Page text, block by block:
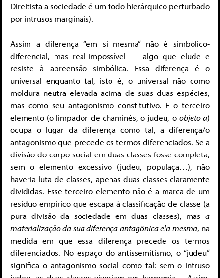
Direitista a sociedade é um todo hierárquico perturbado
por intrusos marginais).
Assim a diferença “em si mesma” não é simbólico-
diferencial, mas real-impossível — algo que elude e
resiste à apreensão simbólica. Essa diferença é o
universal enquanto tal, isto é, o universal não como
moldura neutra elevada acima de suas duas espécies,
mas como seu antagonismo constitutivo. E o terceiro
elemento (o limpador de chaminés, o judeu, o objeto a)
ocupa o lugar da diferença como tal, a diferença/o
antagonismo que precede os termos diferenciados. Se a
divisão do corpo social em duas classes fosse completa,
sem o elemento excessivo (judeu, populaça…), não
haveria luta de classes, apenas duas classes claramente
divididas. Esse terceiro elemento não é a marca de um
resíduo empírico que escapa à classificação de classe (a
pura divisão da sociedade em duas classes), mas a
materialização da sua diferença antagônica ela mesma, na
medida em que essa diferença precede os termos
diferenciados. No espaço do antissemitismo, o “judeu”
significa o antagonismo social como tal: sem o intruso